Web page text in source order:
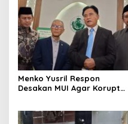
Menko Yusril Respon
Desakan MUI Agar Koruptor